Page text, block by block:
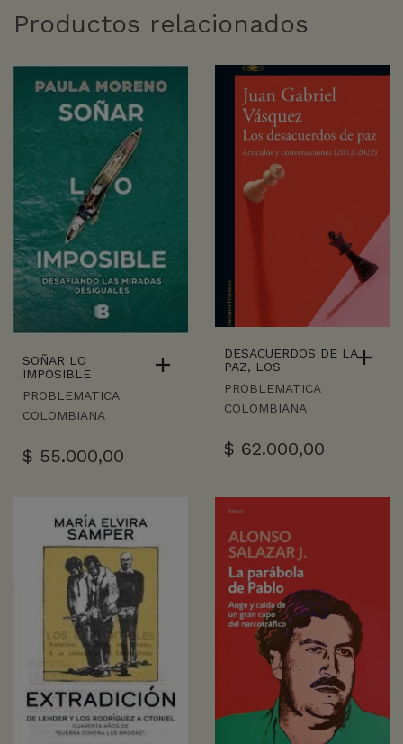
Productos relacionados
SOÑAR LO
IMPOSIBLE
PROBLEMATICA
COLOMBIANA
$ 55.000,00
DESACUERDOS DE LA
PAZ, LOS
PROBLEMATICA
COLOMBIANA
$ 62.000,00